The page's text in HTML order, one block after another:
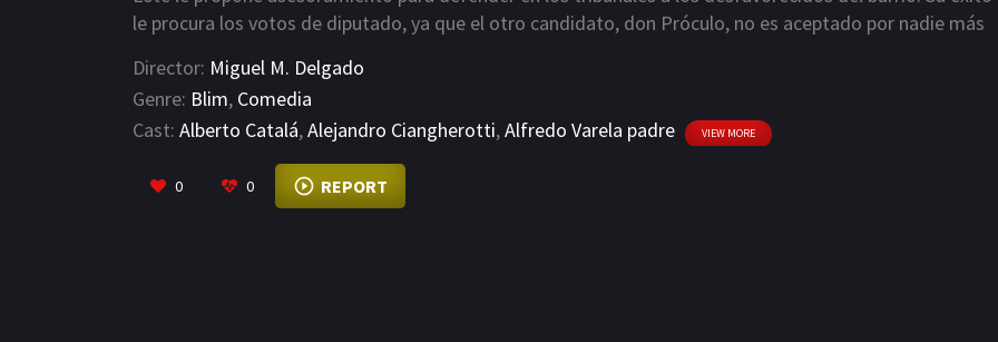
le procura los votos de diputado, ya que el otro candidato, don Próculo, no es aceptado por nadie más
elecciones por la Diputación, y también por el cariño de "Sarita"
Director: Miguel M. Delgado
Genre: Blim, Comedia
Cast: Alberto Catalá,Alejandro Ciangherotti,Alfredo Varela padre VIEW MORE
0 0 REPORT